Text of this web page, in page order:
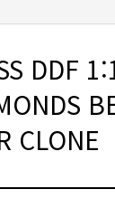
CLONE